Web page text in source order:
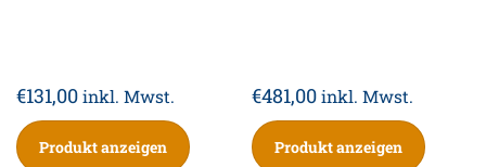
€131,00inkl. Mwst.
Produkt anzeigen
€481,00 inkl. Mwst.
Produkt anzeigen